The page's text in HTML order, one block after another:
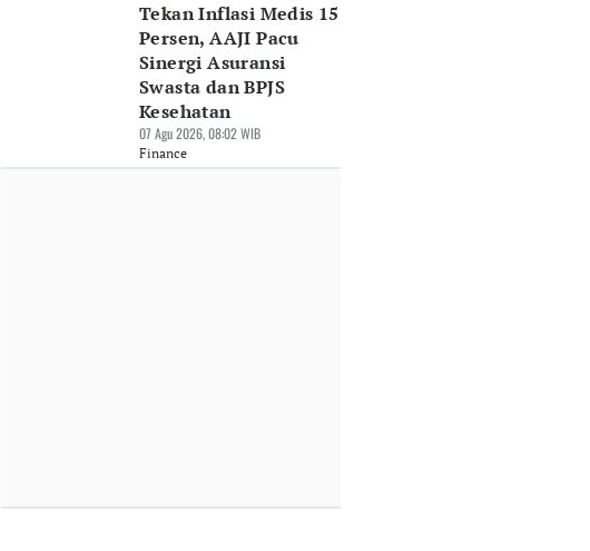
Tekan Inflasi Medis 15
Persen, AAJI Pacu
Sinergi Asuransi
Swasta dan BPJS
Kesehatan
07 Agu 2026, 08:02 WIB
Finance